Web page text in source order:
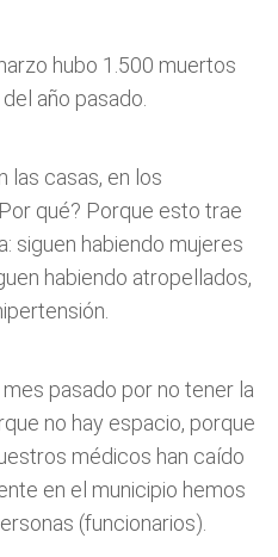
hubo 1.500 muertos
año pasado.
las casas, en los
qué? Porque esto trae
siguen habiendo mujeres
habiendo atropellados,
pasado por no tener la
no hay espacio, porque
médicos han caído
en el municipio hemos
(funcionarios).